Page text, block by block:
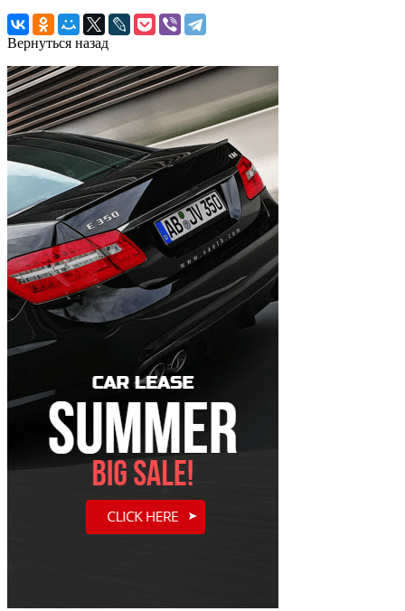
Вернуться назад